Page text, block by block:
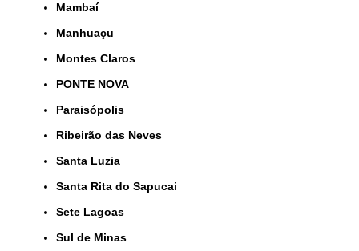
Mambaí
Manhuaçu
Montes Claros
PONTE NOVA
Paraisópolis
Ribeirão das Neves
Santa Luzia
Santa Rita do Sapucai
Sete Lagoas
Sul de Minas